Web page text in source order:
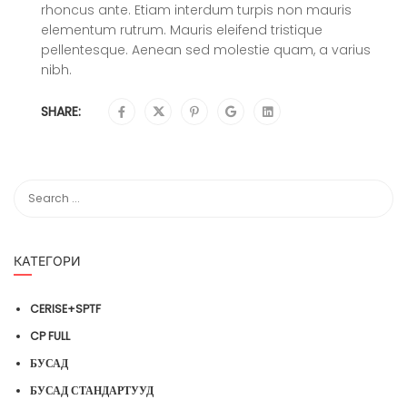
rhoncus ante. Etiam interdum turpis non mauris
elementum rutrum. Mauris eleifend tristique
pellentesque. Aenean sed molestie quam, a varius
nibh.
SHARE:
КАТЕГОРИ
CERISE+SPTF
CP FULL
БУСАД
БУСАД СТАНДАРТУУД